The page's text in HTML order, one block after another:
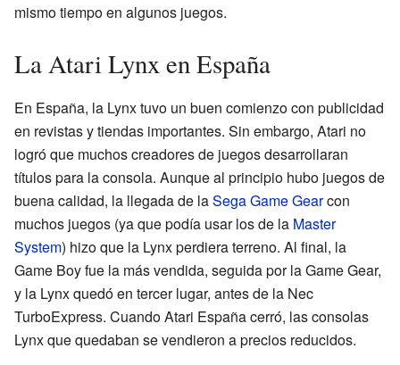
mismo tiempo en algunos juegos.
La Atari Lynx en España
En España, la Lynx tuvo un buen comienzo con publicidad
en revistas y tiendas importantes. Sin embargo, Atari no
logró que muchos creadores de juegos desarrollaran
títulos para la consola. Aunque al principio hubo juegos de
buena calidad, la llegada de laSega Game Gearcon
muchos juegos (ya que podía usar los de la Master
System) hizo que la Lynx perdiera terreno. Al final, la
Game Boy fue la más vendida, seguida por la Game Gear,
y la Lynx quedó en tercer lugar, antes de la Nec
TurboExpress. Cuando Atari España cerró, las consolas
Lynx que quedaban se vendieron a precios reducidos.